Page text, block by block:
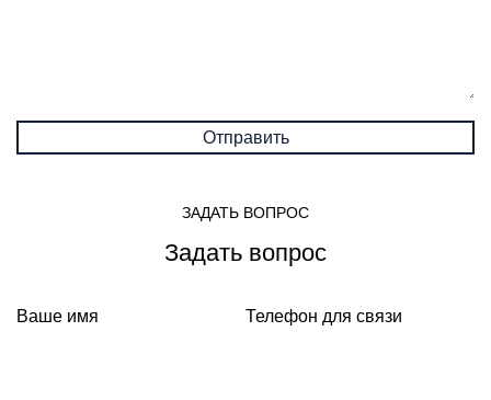
ЗАДАТЬ ВОПРОС
Задать вопрос
Ваше имя Телефон для связи